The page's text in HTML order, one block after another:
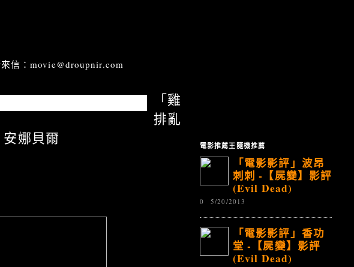
信：movie@droupnir.com
「雞
排亂
娜貝爾
電影推薦王隨機推薦
「電影影評」波昂
刺刺 -【屍變】影評
(Evil Dead)
0 5/20/2013
「電影影評」香功
堂 -【屍變】影評
(Evil Dead)